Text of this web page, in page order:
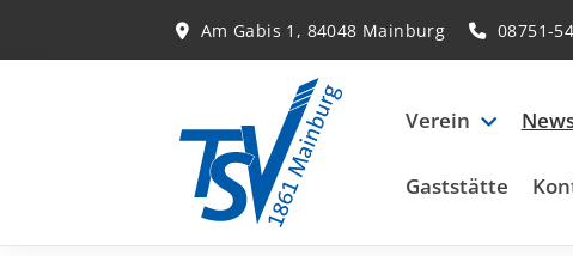
Am Gabis 1, 84048 Mainburg 08751-
Verein
Gaststätte